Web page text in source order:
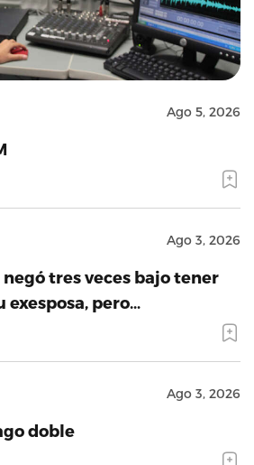
Ago 5, 2026
Ago 3, 2026
negó tres veces bajo tener
exesposa, pero…
Ago 3, 2026
doble